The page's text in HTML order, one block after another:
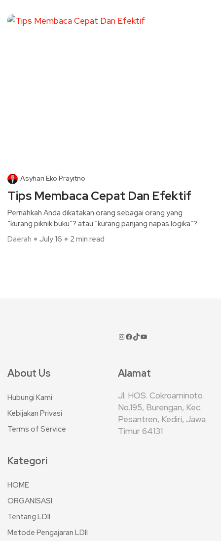
Asyhari Eko Prayitno
Tips Membaca Cepat Dan Efektif
Pernahkah Anda dikatakan orang sebagai orang yang
“kurang piknik buku”? atau “kurang panjang napas logika”?
Daerah
July 16 2 min read
About Us
Hubungi Kami
Kebijakan Privasi
Terms of Service
Alamat
Jl. HOS. Cokroaminoto
No.195, Burengan, Kec.
Pesantren, Kediri, Jawa
Timur 64131
Kategori
HOME
ORGANISASI
Tentang LDII
Metode Pengajaran LDII